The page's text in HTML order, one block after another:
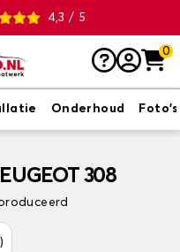
4,3 / 5
0
Onderhoud Foto's
308